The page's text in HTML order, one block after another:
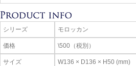
シリーズ モロッカン
価格 \500（税別）
サイズ W136 × D136 × H50 (mm)